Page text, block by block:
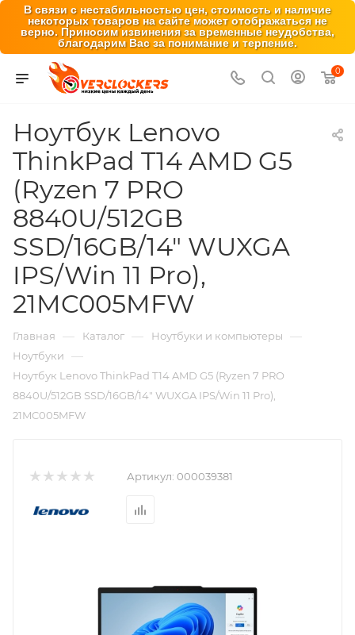
В связи с нестабильностью цен, стоимость и наличие
некоторых товаров на сайте может отображаться не
верно. Приносим извинения за временные неудобства,
благодарим Вас за понимание и терпение.
0
Ноутбук Lenovo
ThinkPad T14 AMD G5
(Ryzen 7 PRO
8840U/512GB
SSD/16GB/14" WUXGA
IPS/Win 11 Pro),
21MC005MFW
Главная — Каталог — Ноутбуки и компьютеры —
Ноутбуки —
Ноутбук Lenovo ThinkPad T14 AMD G5 (Ryzen 7 PRO
8840U/512GB SSD/16GB/14" WUXGA IPS/Win 11 Pro),
21MC005MFW
Артикул: 000039381